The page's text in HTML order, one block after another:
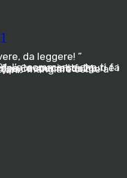
da leggere! ”
anche quando si è lontani.